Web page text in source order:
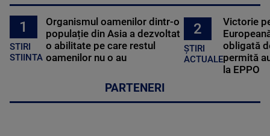
1
STIRI
STIINTA
Organismul oamenilor dintr-o
populație din Asia a dezvoltat
o abilitate pe care restul
oamenilor nu o au
2
ȘTIRI
ACTUALE
Victorie
obligată
permită
la EPPO
PARTENERI